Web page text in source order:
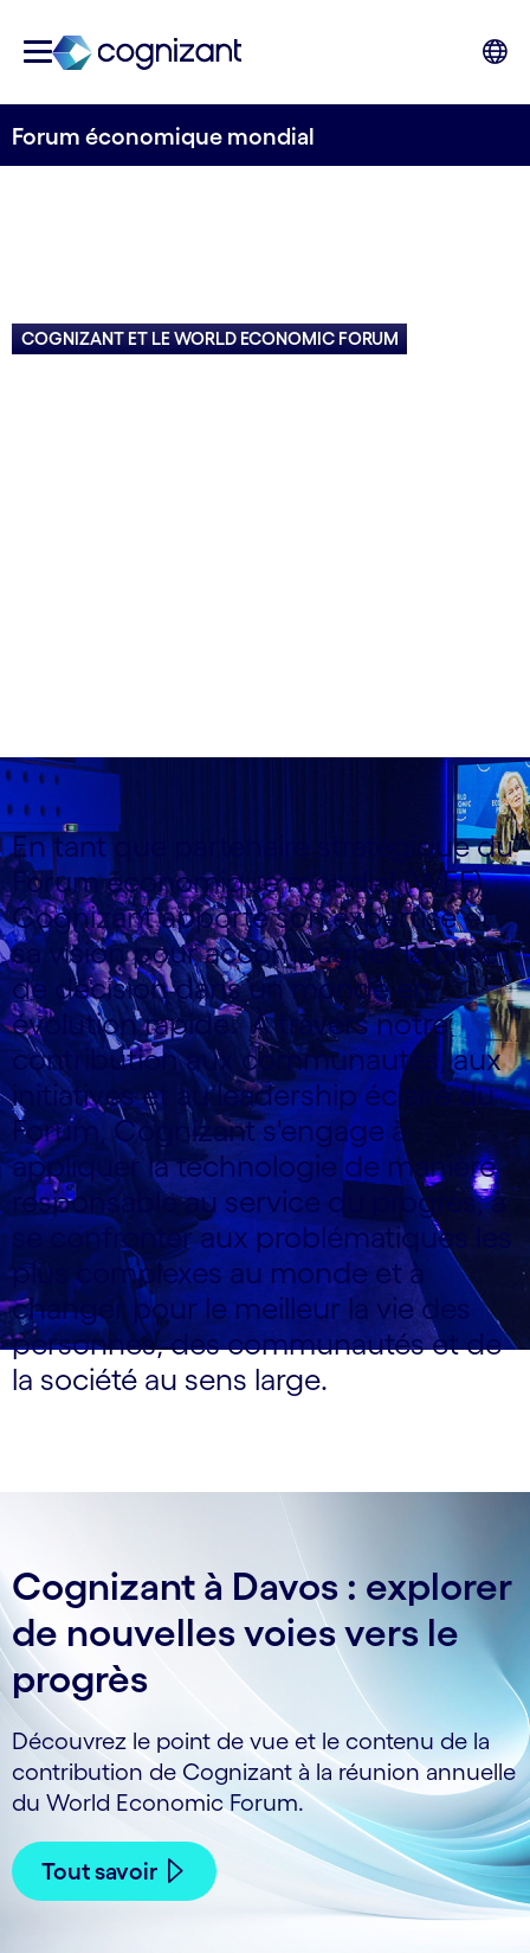
Forum économique mondial
COGNIZANT ET LE WORLD ECONOMIC FORUM
En tant que partenaire stratégique du
Forum économique mondial (WEF),
Cognizant apporte son expertise et
sa vision pour accompagner la prise
de décision dans un monde en
évolution rapide. À travers notre
contribution aux communautés, aux
initiatives et au leadership éclairé du
Forum, Cognizant s'engage à
appliquer la technologie de manière
responsable au service du progrès, à
se confronter aux problématiques les
plus complexes au monde et à
changer pour le meilleur la vie des
personnes, des communautés et de
la société au sens large.
Cognizant à Davos : explorer
de nouvelles voies vers le
progrès
Découvrez le point de vue et le contenu de la
contribution de Cognizant à la réunion annuelle
du World Economic Forum.
Tout savoir